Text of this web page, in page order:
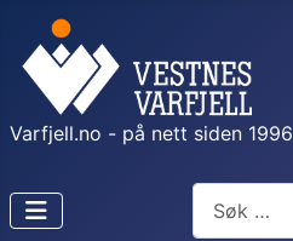
Varfjell.no - på nett siden 1996